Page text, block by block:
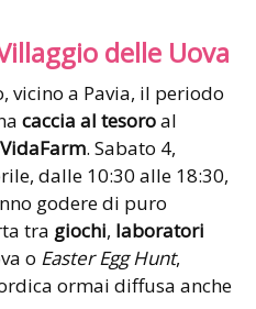
delle Uova
vicino a Pavia, il periodo
caccia al tesoroal
. Sabato 4,
dalle 10:30 alle 18:30,
godere di puro
tra giochi, laboratori
o Easter Egg Hunt,
ormai diffusa anche